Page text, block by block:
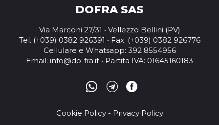
DOFRA SAS
Via Marconi 27/31 • Vellezzo Bellini (PV)
Tel. (+039) 0382 926391 • Fax. (+039) 0382 926776
Cellulare e Whatsapp: 392 8554956
Email: info@do-fra.it • Partita IVA: 01645160183
Cookie Policy- Privacy Policy